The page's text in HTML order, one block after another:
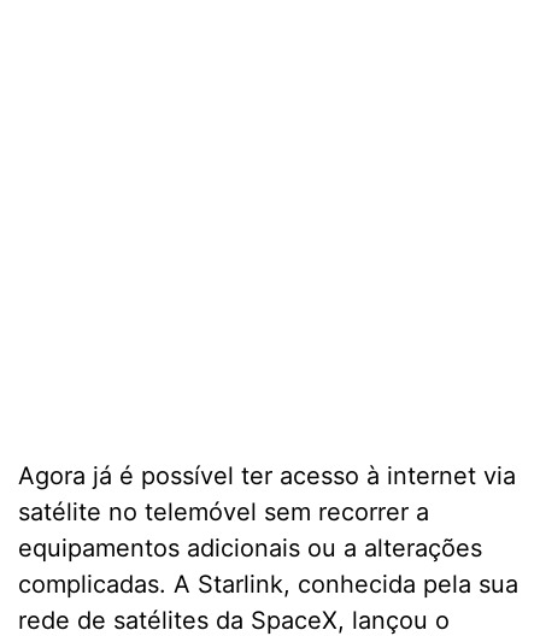
Agora já é possível ter acesso à internet via
satélite no telemóvel sem recorrer a
equipamentos adicionais ou a alterações
complicadas. A Starlink, conhecida pela sua
rede de satélites da SpaceX, lançou o